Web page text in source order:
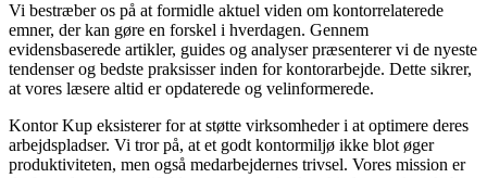
Vi bestræber os på at formidle aktuel viden om kontorrelaterede
emner, der kan gøre en forskel i hverdagen. Gennem
evidensbaserede artikler, guides og analyser præsenterer vi de nyeste
tendenser og bedste praksisser inden for kontorarbejde. Dette sikrer,
at vores læsere altid er opdaterede og velinformerede.
Kontor Kup eksisterer for at støtte virksomheder i at optimere deres
arbejdspladser. Vi tror på, at et godt kontormiljø ikke blot øger
produktiviteten, men også medarbejdernes trivsel. Vores mission er